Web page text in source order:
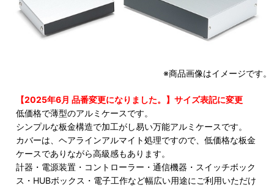
※商品画像はイメージです。
【2025年6月 品番変更になりました。】サイズ表記に変更
低価格で薄型のアルミケースです。
シンプルな板金構造で加工がし易い万能アルミケースです。
カバーは、ヘアラインアルマイト処理ですので、低価格な板金
ケースでありながら高級感もあります。
計器・電源装置・コントローラー・通信機器・スイッチボック
ス・HUBボックス・電子工作など幅広い用途にご利用いただけ